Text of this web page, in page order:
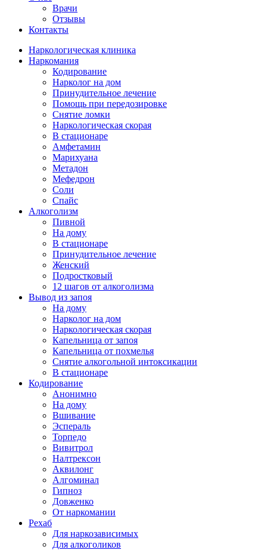
Врачи
Отзывы
Контакты
Наркологическая клиника
Наркомания
Кодирование
Нарколог на дом
Принудительное лечение
Помощь при передозировке
Снятие ломки
Наркологическая скорая
В стационаре
Амфетамин
Марихуана
Метадон
Мефедрон
Соли
Спайс
Алкоголизм
Пивной
На дому
В стационаре
Принудительное лечение
Женский
Подростковый
12 шагов от алкоголизма
Вывод из запоя
На дому
Нарколог на дом
Наркологическая скорая
Капельница от запоя
Капельница от похмелья
Снятие алкогольной интоксикации
В стационаре
Кодирование
Анонимно
На дому
Вшивание
Эспераль
Торпедо
Вивитрол
Налтрексон
Аквилонг
Алгоминал
Гипноз
Довженко
От наркомании
Рехаб
Для наркозависимых
Для алкоголиков